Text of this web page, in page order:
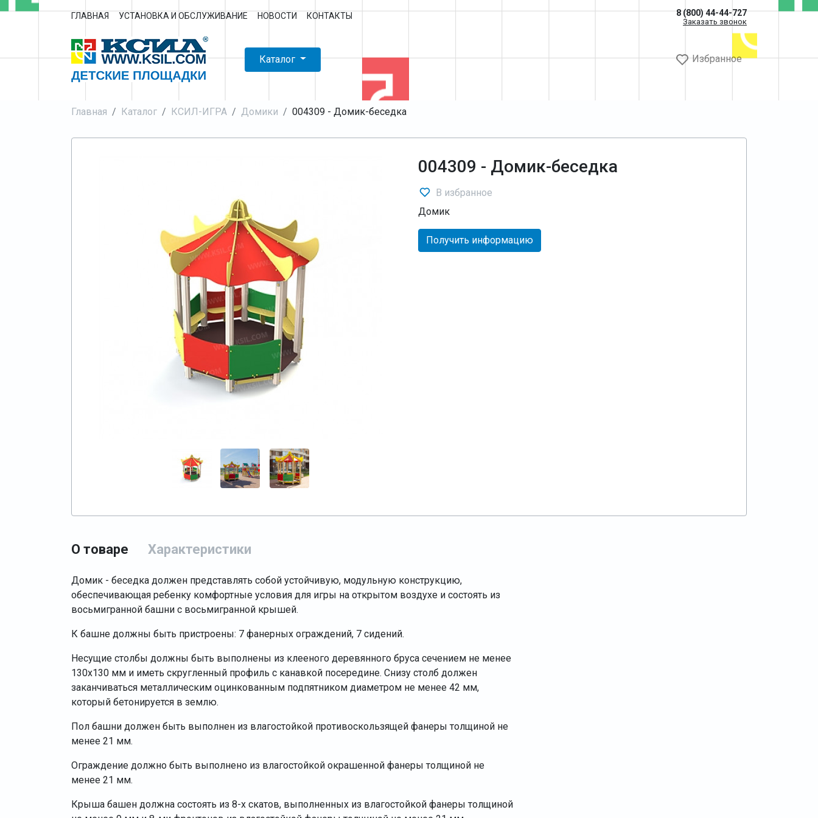
ГЛАВНАЯ УСТАНОВКА И ОБСЛУЖИВАНИЕ НОВОСТИ КОНТАКТЫ 8 (800) 44-44-727
Заказать звонок
Избранное
Каталог
Главная Каталог КСИЛ-ИГРА Домики 004309 - Домик-беседка
004309 - Домик-беседка
В избранное
Домик
Получить информацию
О товаре Характеристики
Домик - беседка должен представлять собой устойчивую, модульную конструкцию,
обеспечивающая ребенку комфортные условия для игры на открытом воздухе и состоять из
восьмигранной башни с восьмигранной крышей.
К башне должны быть пристроены: 7 фанерных ограждений, 7 сидений.
Несущие столбы должны быть выполнены из клееного деревянного бруса сечением не менее
130х130 мм и иметь скругленный профиль с канавкой посередине. Снизу столб должен
заканчиваться металлическим оцинкованным подпятником диаметром не менее 42 мм,
который бетонируется в землю.
Пол башни должен быть выполнен из влагостойкой противоскользящей фанеры толщиной не
менее 21 мм.
Ограждение должно быть выполнено из влагостойкой окрашенной фанеры толщиной не
менее 21 мм.
Крыша башен должна состоять из 8-х скатов, выполненных из влагостойкой фанеры толщиной